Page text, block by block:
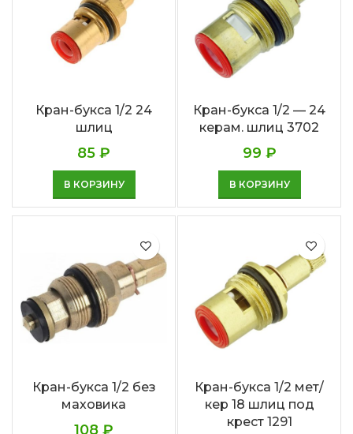
Кран-букса 1/2 24
шлиц
85 ₽
В КОРЗИНУ
Кран-букса 1/2 — 24
керам. шлиц 3702
99 ₽
В КОРЗИНУ
Кран-букса 1/2 без
маховика
108 ₽
Кран-букса 1/2 мет/
кер 18 шлиц под
крест 1291